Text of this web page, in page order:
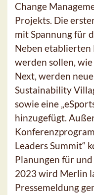
Change
Projekts. Die
mit Spannung für
Neben etablierten
werden sollen,
Next, werden
Sustainability
sowie eine
hinzugefügt.
Leaders Summit“
Planungen für
2023 wird Merlin
Pressemeldung